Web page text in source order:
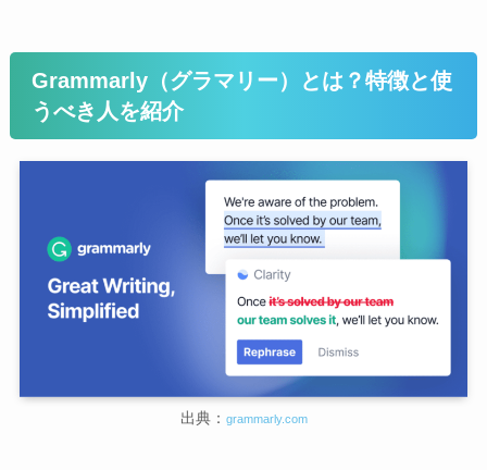
Grammarly（グラマリー）とは？特徴と使
うべき人を紹介
出典： grammarly.com